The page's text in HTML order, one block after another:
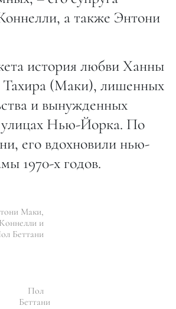
а также Энтони
история любви Ханны
(Маки), лишенных
и вынужденных
улицах Нью-Йорка. По
его вдохновили нью-
1970-х годов.
Маки,
и
Беттани
Пол
Беттани